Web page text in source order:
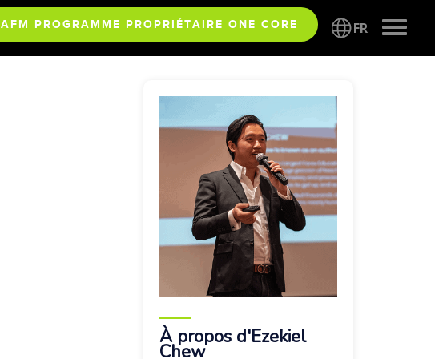
AFM PROGRAMME PROPRIÉTAIRE ONE CORE FR Toggle
À propos d'Ezekiel
Chew